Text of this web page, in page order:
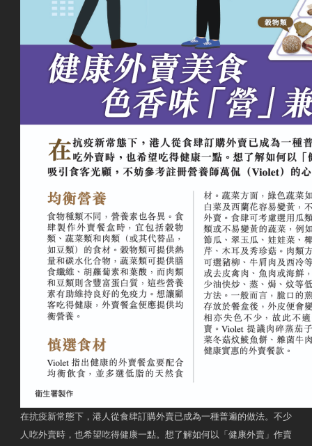
在抗疫新常態下，港人從食肆訂購外賣已成為一種普遍的做法。不少
人吃外賣時，也希望吃得健康一點。想了解如何以「健康外賣」作賣